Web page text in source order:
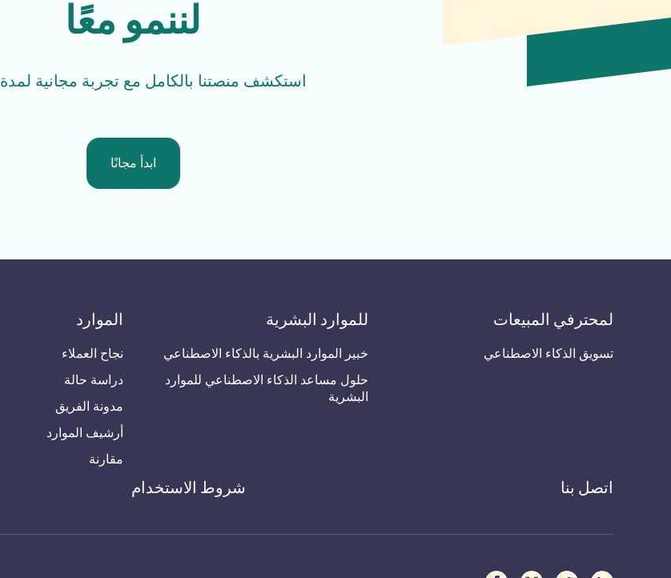
لننمو معًا
استكشف منصتنا بالكامل مع تجربة مجانية لمدة 7 أيام
ابدأ مجانًا
لمحترفي المبيعات
تسويق الذكاء الاصطناعي
للموارد البشرية
خبير الموارد البشرية بالذكاء الاصطناعي
حلول مساعد الذكاء الاصطناعي للموارد
البشرية
الموارد
نجاح العملاء
دراسة حالة
مدونة الفريق
أرشيف الموارد
مقارنة
اتصل بنا شروط الاستخدام